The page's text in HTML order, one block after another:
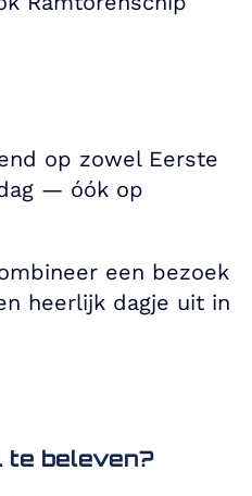
op zowel Eerste
— óók op
een bezoek
heerlijk dagje uit in
te beleven?